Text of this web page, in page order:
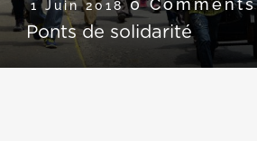
1 Juin 20180 Comments
Ponts de solidarité